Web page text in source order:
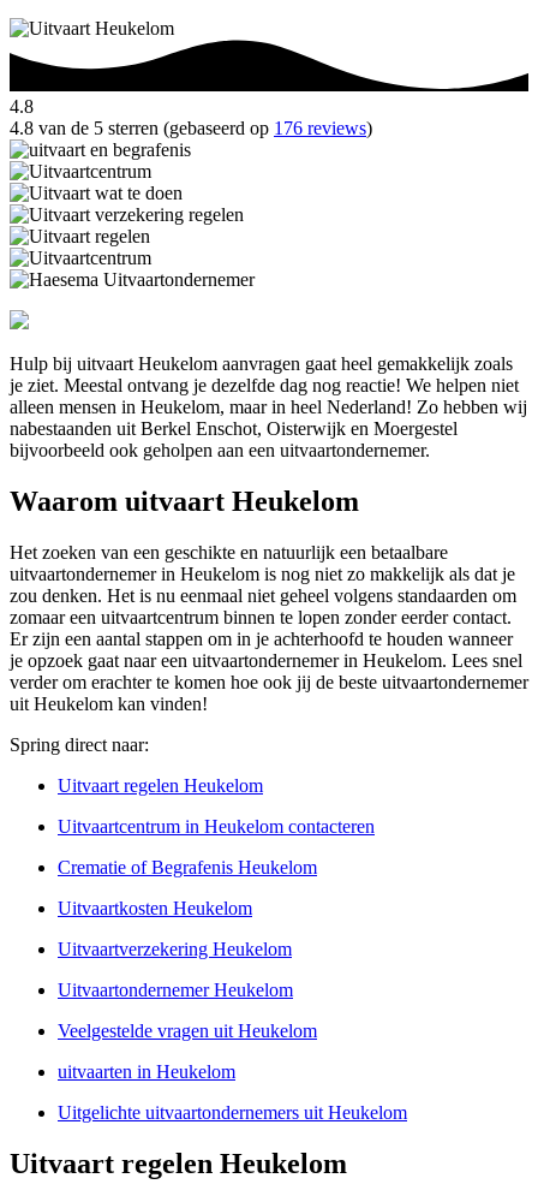
4.8
4.8 van de 5 sterren (gebaseerd op 176 reviews)
Hulp bij uitvaart Heukelom aanvragen gaat heel gemakkelijk zoals
je ziet. Meestal ontvang je dezelfde dag nog reactie! We helpen niet
alleen mensen in Heukelom, maar in heel Nederland! Zo hebben wij
nabestaanden uit Berkel Enschot, Oisterwijk en Moergestel
bijvoorbeeld ook geholpen aan een uitvaartondernemer.
Waarom uitvaart Heukelom
Het zoeken van een geschikte en natuurlijk een betaalbare
uitvaartondernemer in Heukelom is nog niet zo makkelijk als dat je
zou denken. Het is nu eenmaal niet geheel volgens standaarden om
zomaar een uitvaartcentrum binnen te lopen zonder eerder contact.
Er zijn een aantal stappen om in je achterhoofd te houden wanneer
je opzoek gaat naar een uitvaartondernemer in Heukelom. Lees snel
verder om erachter te komen hoe ook jij de beste uitvaartondernemer
uit Heukelom kan vinden!
Spring direct naar:
Uitvaart regelen Heukelom
Uitvaartcentrum in Heukelom contacteren
Crematie of Begrafenis Heukelom
Uitvaartkosten Heukelom
Uitvaartverzekering Heukelom
Uitvaartondernemer Heukelom
Veelgestelde vragen uit Heukelom
uitvaarten in Heukelom
Uitgelichte uitvaartondernemers uit Heukelom
Uitvaart regelen Heukelom